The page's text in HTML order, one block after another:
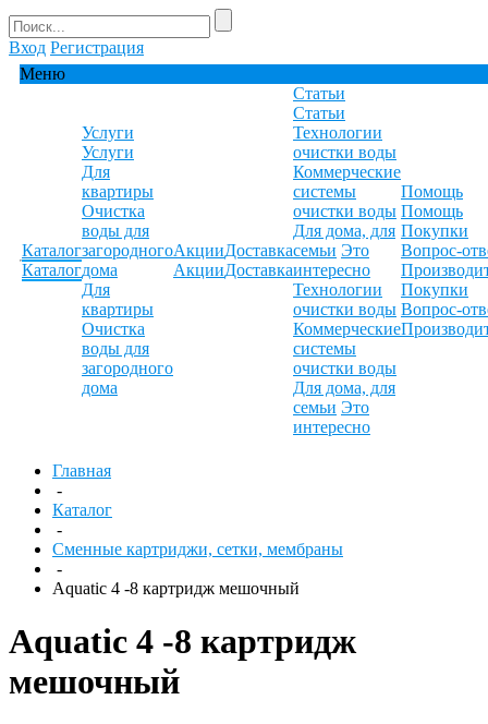
Вход Регистрация
Меню
Каталог
Каталог
Услуги
Услуги
Для
квартиры
Очистка
воды для
загородного
дома
Для
квартиры
Очистка
воды для
загородного
дома
Акции
Акции
Доставка
Доставка
Статьи
Статьи
Технологии
очистки воды
Коммерческие
системы
очистки воды
Для дома, для
семьи Это
интересно
Технологии
очистки воды
Коммерческие
системы
очистки воды
Для дома, для
семьи Это
интересно
Помощь
Помощь
Покупки
Вопрос-
Покупки
Вопрос-
Главная
-
Каталог
-
Сменные картриджи, сетки, мембраны
-
Aquatic 4 -8 картридж мешочный
Aquatic 4 -8 картридж
мешочный